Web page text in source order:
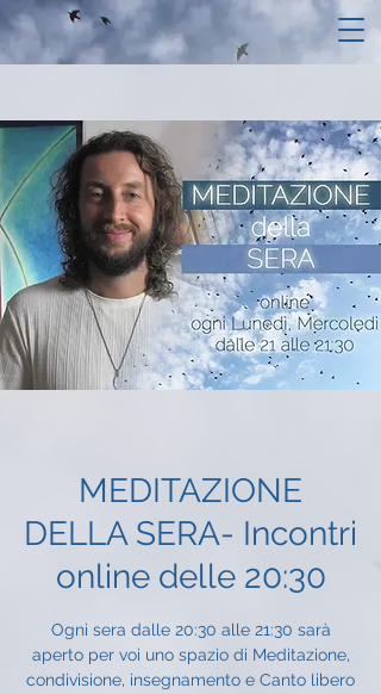
MEDITAZIONE
DELLA SERA- Incontri
online delle 20:30
Ogni sera dalle 20:30 alle 21:30 sarà
aperto per voi uno spazio di Meditazione,
condivisione, insegnamento e Canto libero